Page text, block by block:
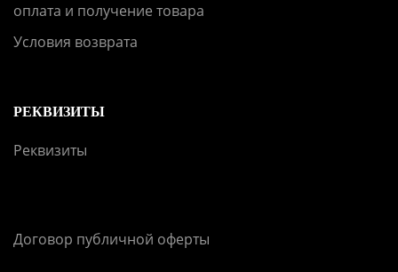
оплата и получение товара
Условия возврата
РЕКВИЗИТЫ
Реквизиты
Договор публичной оферты